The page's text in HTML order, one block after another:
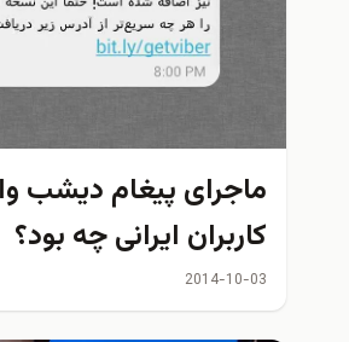
ماجرای پیغام ديشب وایبر به
کاربران ایرانی چه بود؟
2014-10-03